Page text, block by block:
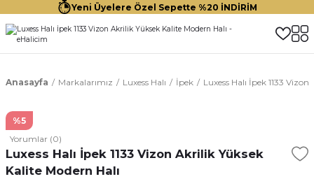
Yeni Üyelere Özel Sepette %20 İNDİRİM
Anasayfa Markalarımız Luxess Halı İpek Luxess Halı İpek 1133
%5
Yorumlar (0)
Luxess Halı İpek 1133 Vizon Akrilik Yüksek
Kalite Modern Halı